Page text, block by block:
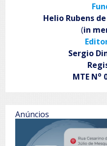
Helio Rubens
(in
Sergio
MTE No
Anúncios